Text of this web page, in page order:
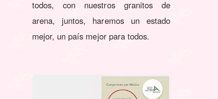
todos, con nuestros granitos de
arena, juntos, haremos un estado
mejor, un país mejor para todos.